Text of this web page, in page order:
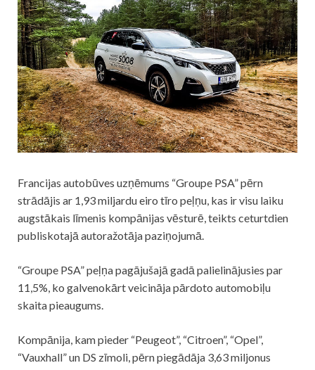
Francijas autobūves uzņēmums “Groupe PSA” pērn
strādājis ar 1,93 miljardu eiro tīro peļņu, kas ir visu laiku
augstākais līmenis kompānijas vēsturē, teikts ceturtdien
publiskotajā autoražotāja paziņojumā.
“Groupe PSA” peļņa pagājušajā gadā palielinājusies par
11,5%, ko galvenokārt veicināja pārdoto automobiļu
skaita pieaugums.
Kompānija, kam pieder “Peugeot”, “Citroen”, “Opel”,
“Vauxhall” un DS zīmoli, pērn piegādāja 3,63 miljonus